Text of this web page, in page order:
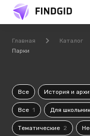
Главная Каталог
Парки
Все История и
Все 1 Для
Тематические 2